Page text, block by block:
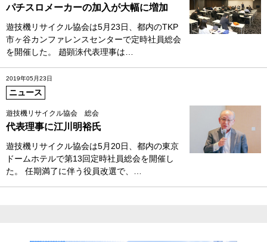
パチスロメーカーの加入が大幅に増加
遊技機リサイクル協会は5月23日、都内のTKP
市ヶ谷カンファレンスセンターで定時社員総会
を開催した。 趙顕洙代表理事は…
2019年05月23日
ニュース
遊技機リサイクル協会 総会
代表理事に江川明裕氏
遊技機リサイクル協会は5月20日、都内の東京
ドームホテルで第13回定時社員総会を開催し
た。 任期満了に伴う役員改選で、…